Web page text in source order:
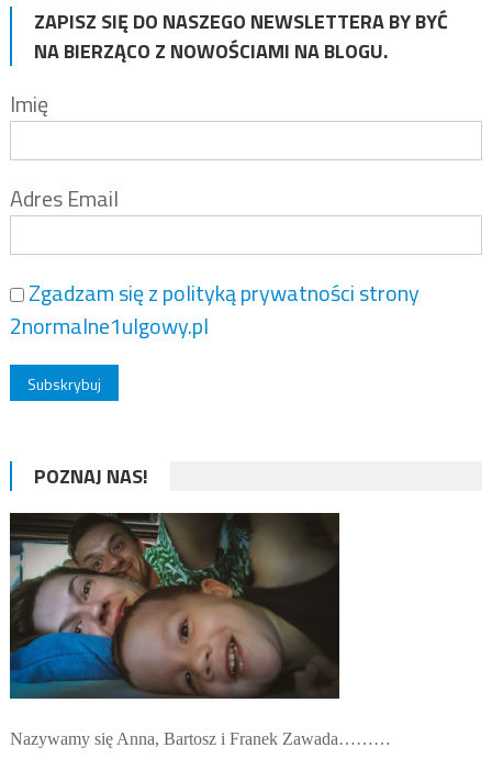
ZAPISZ SIĘ DO NASZEGO NEWSLETTERA BY BYĆ
NA BIERZĄCO Z NOWOŚCIAMI NA BLOGU.
Imię
Adres Email
Zgadzam się z polityką prywatności strony
2normalne1ulgowy.pl
POZNAJ NAS!
Nazywamy się Anna, Bartosz i Franek Zawada………